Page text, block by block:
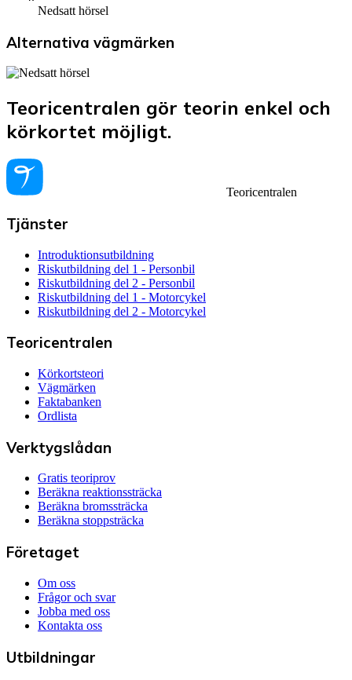
Nedsatt hörsel
Alternativa vägmärken
Teoricentralen gör teorin enkel och
körkortet möjligt.
Teoricentralen
Tjänster
Introduktionsutbildning
Riskutbildning del 1 - Personbil
Riskutbildning del 2 - Personbil
Riskutbildning del 1 - Motorcykel
Riskutbildning del 2 - Motorcykel
Teoricentralen
Körkortsteori
Vägmärken
Faktabanken
Ordlista
Verktygslådan
Gratis teoriprov
Beräkna reaktionssträcka
Beräkna bromssträcka
Beräkna stoppsträcka
Företaget
Om oss
Frågor och svar
Jobba med oss
Kontakta oss
Utbildningar